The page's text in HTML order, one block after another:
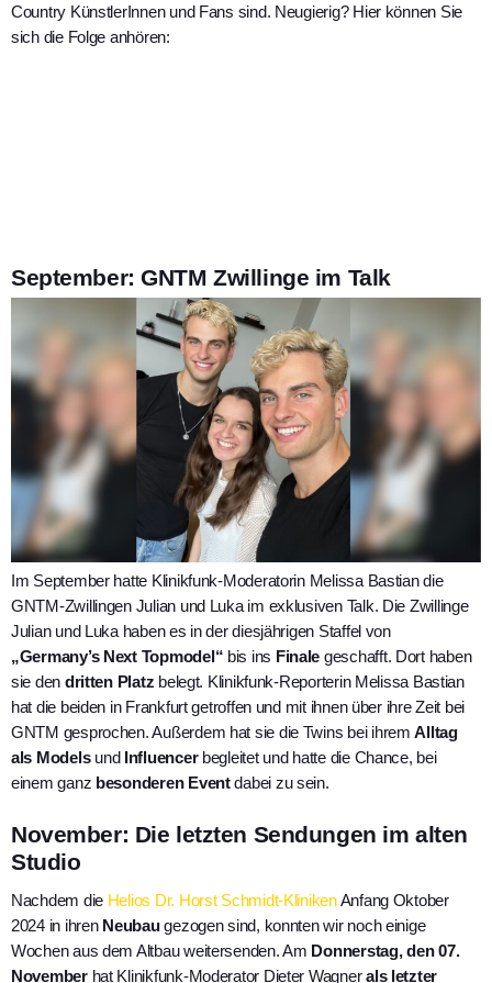
Country KünstlerInnen und Fans sind. Neugierig? Hier können Sie
sich die Folge anhören:
September: GNTM Zwillinge im Talk
Im September hatte Klinikfunk-Moderatorin Melissa Bastian die
GNTM-Zwillingen Julian und Luka im exklusiven Talk. Die Zwillinge
Julian und Luka haben es in der diesjährigen Staffel von
„Germany’s Next Topmodel“ bis ins Finale geschafft. Dort haben
sie den dritten Platz belegt. Klinikfunk-Reporterin Melissa Bastian
hat die beiden in Frankfurt getroffen und mit ihnen über ihre Zeit bei
GNTM gesprochen. Außerdem hat sie die Twins bei ihremAlltag
als ModelsundInfluencerbegleitet und hatte die Chance, bei
einem ganz besonderen Eventdabei zu sein.
November: Die letzten Sendungen im alten
Studio
Nachdem die Helios Dr. Horst Schmidt-KlinikenAnfang Oktober
2024 in ihren Neubaugezogen sind, konnten wir noch einige
Wochen aus dem Altbau weitersenden. Am Donnerstag, den 07.
Novemberhat Klinikfunk-Moderator Dieter Wagnerals letzter